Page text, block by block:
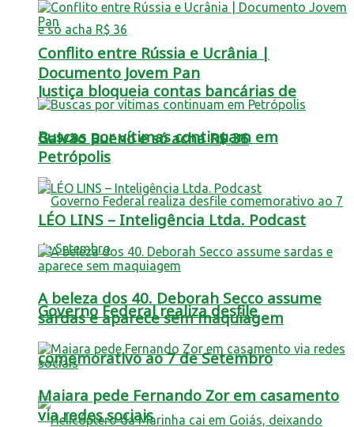
Justiça bloqueia contas bancárias de
Galvão Bueno e só acha R$ 36
Governo Federal realiza desfile
comemorativo ao 7 de Setembro
Conflito entre Rússia e Ucrânia |
Documento Jovem Pan
Buscas por vítimas continuam em
Petrópolis
LÉO LINS – Inteligência Ltda. Podcast
A beleza dos 40. Deborah Secco assume
sardas e aparece sem maquiagem
Maiara pede Fernando Zor em casamento
via redes sociais